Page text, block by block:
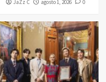
JaZz C agosto 1, 2026 0